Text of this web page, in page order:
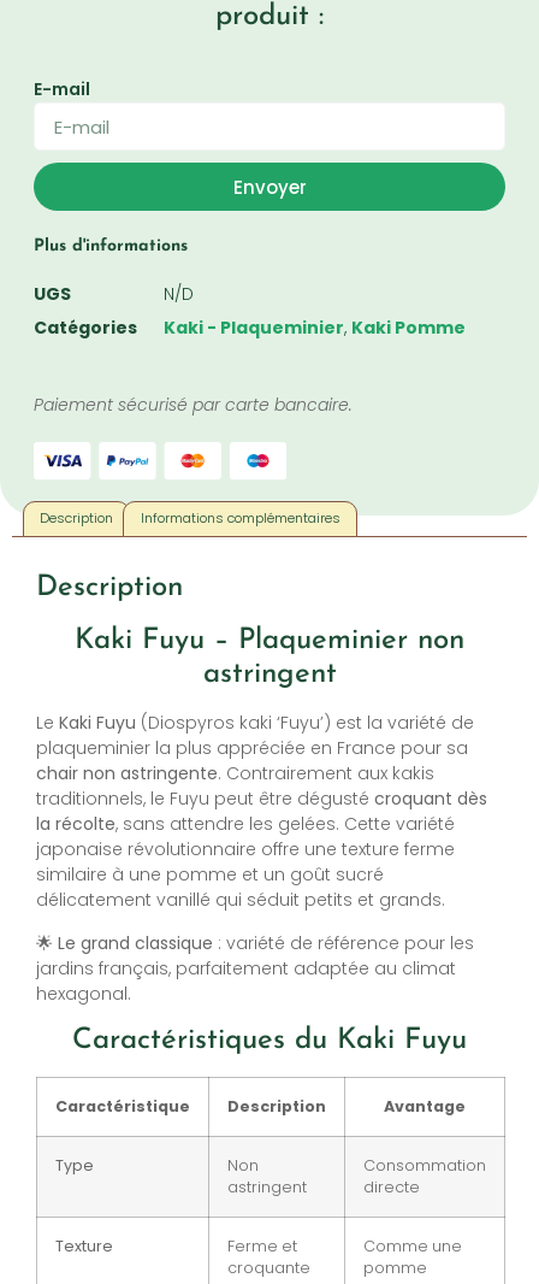
produit :
E-mail
Envoyer
Plus d'informations
UGS
N/D
Catégories
Kaki - Plaqueminier, Kaki Pomme
Paiement sécurisé par carte bancaire.
Description Informations complémentaires
Description
Kaki Fuyu – Plaqueminier non
astringent
Le Kaki Fuyu (Diospyros kaki ‘Fuyu’) est la variété de
plaqueminier la plus appréciée en France pour sa
chair non astringente. Contrairement aux kakis
traditionnels, le Fuyu peut être dégusté croquant dès
la récolte, sans attendre les gelées. Cette variété
japonaise révolutionnaire offre une texture ferme
similaire à une pomme et un goût sucré
délicatement vanillé qui séduit petits et grands.
🌟 Le grand classique : variété de référence pour les
jardins français, parfaitement adaptée au climat
hexagonal.
Caractéristiques du Kaki Fuyu
Caractéristique Description Avantage
Type
Non
astringent
Consommation
directe
Texture
Ferme et
croquante
Comme une
pomme